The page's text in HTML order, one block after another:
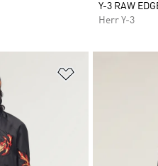
Y-3 RAW
Herr Y-3
Lägg till på